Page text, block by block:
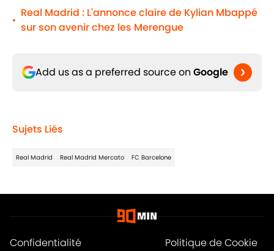
•
Real Madrid : L'annonce claire de Kylian Mbappé
sur son avenir chez les Merengue
Add us as a preferred source on Google
Sujets Liés
Real Madrid Real Madrid Mercato FC Barcelone
Confidentialité Politique de Cookie